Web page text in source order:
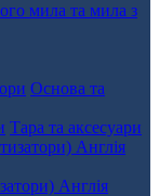
мила та мила з
Основа та
Тара та аксесуари
Англія